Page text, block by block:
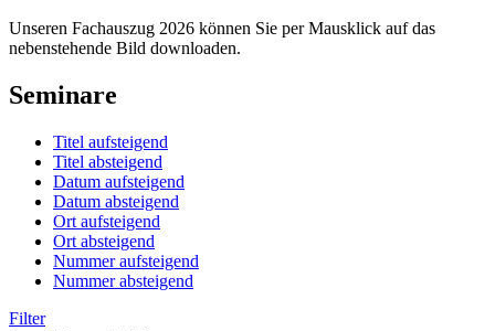
Unseren Fachauszug 2026 können Sie per Mausklick auf das
nebenstehende Bild downloaden.
Seminare
Titel aufsteigend
Titel absteigend
Datum aufsteigend
Datum absteigend
Ort aufsteigend
Ort absteigend
Nummer aufsteigend
Nummer absteigend
Filter